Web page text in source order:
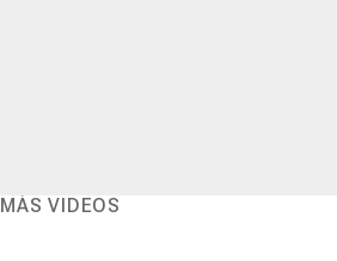
MÁS VIDEOS